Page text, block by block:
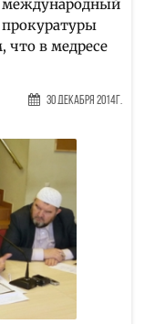
международный
что в медресе
30 Декабря 2014г.